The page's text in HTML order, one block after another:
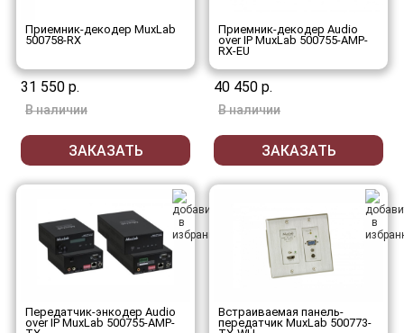
Приемник-декодер MuxLab
500758-RX
31 550 р.
В наличии
ЗАКАЗАТЬ
Приемник-декодер Audio
over IP MuxLab 500755-AMP-
RX-EU
40 450 р.
В наличии
ЗАКАЗАТЬ
Передатчик-энкодер Audio
over IP MuxLab 500755-AMP-
Встраиваемая панель-
передатчик MuxLab 500773-